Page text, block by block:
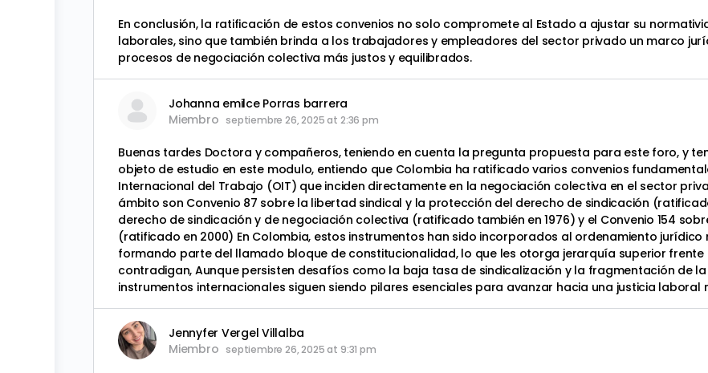
En conclusión, la ratificación de estos convenios no solo compromete al Estado a ajustar su
laborales, sino que también brinda a los trabajadores y empleadores del sector privado un marco
procesos de negociación colectiva más justos y equilibrados.
Johanna emilce Porras barrera
Miembro septiembre 26, 2025 at 2:36 pm
Buenas tardes Doctora y compañeros, teniendo en cuenta la pregunta propuesta para este foro, y
objeto de estudio en este modulo, entiendo que Colombia ha ratificado varios convenios
Internacional del Trabajo (OIT) que inciden directamente en la negociación colectiva en el sector
ámbito son Convenio 87 sobre la libertad sindical y la protección del derecho de sindicación
derecho de sindicación y de negociación colectiva (ratificado también en 1976) y el Convenio 154
(ratificado en 2000) En Colombia, estos instrumentos han sido incorporados al ordenamiento jurídico
formando parte del llamado bloque de constitucionalidad, lo que les otorga jerarquía superior frente
contradigan, Aunque persisten desafíos como la baja tasa de sindicalización y la fragmentación de
instrumentos internacionales siguen siendo pilares esenciales para avanzar hacia una justicia
Jennyfer Vergel Villalba
Miembro septiembre 26, 2025 at 9:31 pm